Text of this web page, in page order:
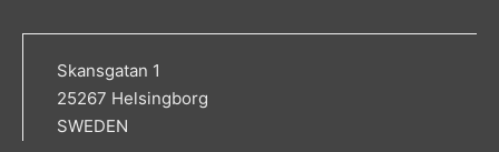
Skansgatan 1
25267 Helsingborg
SWEDEN